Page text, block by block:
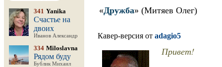
341 Yanika
Счастье на
двоих
Иванов Александр
334 Miloslavna
Рядом буду
Бублик Михаил
«Дружба» (Митяев Олег)
Кавер-версия от adagio5
Привет!